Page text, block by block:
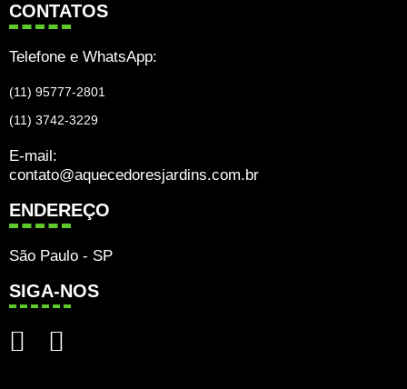
CONTATOS
Telefone e WhatsApp:
(11) 95777-2801
(11) 3742-3229
E-mail:
contato@aquecedoresjardins.com.br
ENDEREÇO
São Paulo - SP
SIGA-NOS